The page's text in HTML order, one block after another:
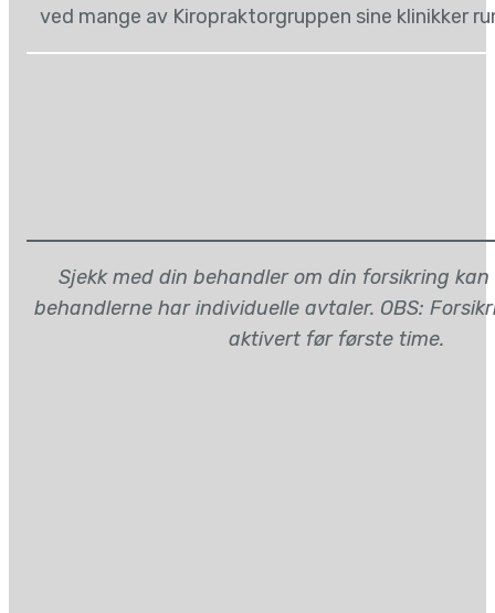
ved mange av Kiropraktorgruppen sine klinikker
Sjekk med din behandler om din forsikring
behandlerne har individuelle avtaler. OBS:
aktivert før første time.